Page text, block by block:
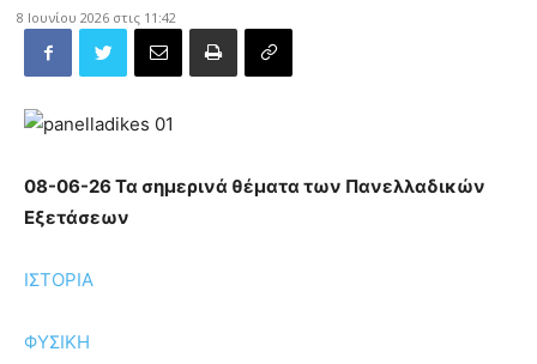
8 Ιουνίου 2026 στις 11:42
08-06-26 Τα σημερινά θέματα των Πανελλαδικών
Εξετάσεων
ΙΣΤΟΡΙΑ
ΦΥΣΙΚΗ